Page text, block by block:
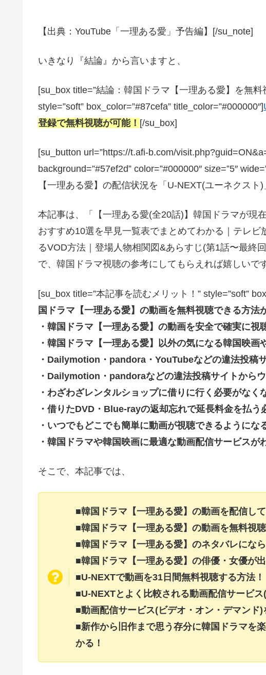
【出典：YouTube「一理ある愛」予告編】[/su_note]
いきなり『結論』から言いますと、
[su_box title=”結論：韓国ドラマ【一理ある愛】を無
style=”soft” box_color=”#87cefa” title_color=”#000000″]
登録で無料視聴が可能！ [/su_box]
[su_button url=”https://t.afi-b.com/
background=”#57ef2d” color=”#000000″ size=”5″
【一理ある愛】の配信状況を「U-NEXT(ユーネクスト
本記事は、「【一理ある愛(全20話)】韓国ドラマが現
おすすめ10選を早見一覧表でまとめてわかる｜テレ
るVOD方法｜登場人物相関図&あらすじ(第1話〜最終
で、韓国ドラマ視聴の参考にしてもらえれば嬉しいです
[su_box title=”本記事を読むメリット！” style=”soft”
国ドラマ【一理ある愛】の動画を無料視聴できる方法
・韓国ドラマ【一理ある愛】の動画を安全で確実に視
・韓国ドラマ【一理ある愛】以外の気になる韓国映画
・Dailymotion・pandora・YouTubeなどの違法投稿
・Dailymotion・pandoraなどの違法投稿サイトから
・わざわざレンタルショップに借りに行く必要がなく
・借りたDVD・Blue-rayの返却忘れで延長料金を払う
・いつでもどこでも簡単に動画が視聴できるようにな
・韓国ドラマや韓国映画に最適な動画配信サービスが
そこで、本記事では、
■韓国ドラマ【一理ある愛】の動画を配信し
■韓国ドラマ【一理ある愛】の動画を無料視
■韓国ドラマ【一理ある愛】のネタバレにな
■韓国ドラマ【一理ある愛】の俳優・女優が
■U-NEXTで動画を31日間無料視聴する方法！
■U-NEXTとよく比較される動画配信サービ
■動画配信サービス(ビデオ・オン・デマンド
■新作から旧作まで思う存分に韓国ドラマを
かる！